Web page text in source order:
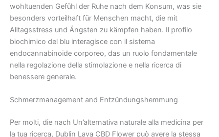
wohltuenden Gefühl der Ruhe nach dem Konsum, was sie
besonders vorteilhaft für Menschen macht, die mit
Alltagsstress und Ängsten zu kämpfen haben. Il profilo
biochimico del blu interagisce con il sistema
endocannabinoide corporeo, das un ruolo fondamentale
nella regolazione della stimolazione e nella ricerca di
benessere generale.
Schmerzmanagement and Entzündungshemmung
Per molti, die nach Un’alternativa naturale alla medicina per
la tua ricerca, Dublin Lava CBD Flower può avere la stessa